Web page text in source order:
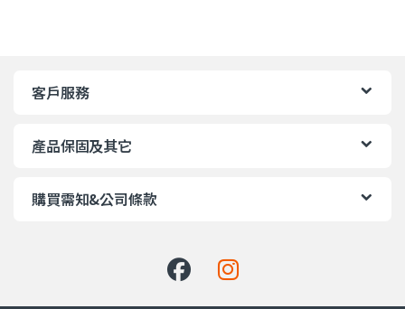
客戶服務
產品保固及其它
購買需知&公司條款